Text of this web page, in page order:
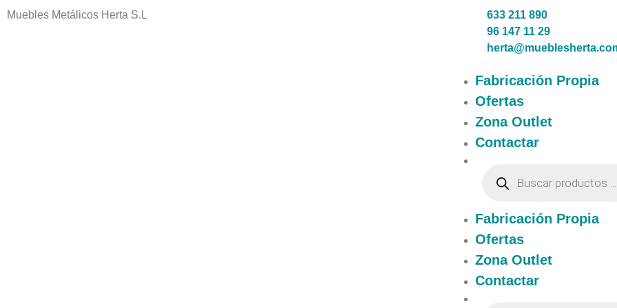
Muebles Metálicos Herta S.L
633 211 890
96 147 11 29
Fabricación Propia
Ofertas
Zona Outlet
Contactar
Fabricación Propia
Ofertas
Zona Outlet
Contactar